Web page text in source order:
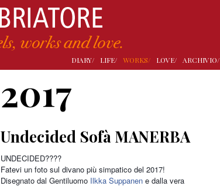
DIARY/ LIFE/ WORKS/ LOVE/ ARCHIVIO/
2017
Undecided Sofà MANERBA
UNDECIDED????
Fatevi un foto sul divano più simpatico del 2017!
Disegnato dal Gentiluomo Ilkka Suppanen e dalla vera